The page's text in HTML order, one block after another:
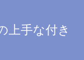
上手な付き